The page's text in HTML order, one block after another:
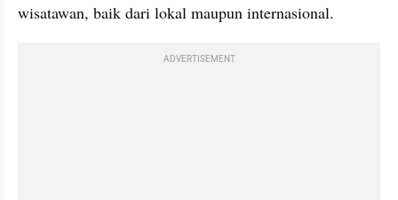
wisatawan, baik dari lokal maupun internasional.
ADVERTISEMENT